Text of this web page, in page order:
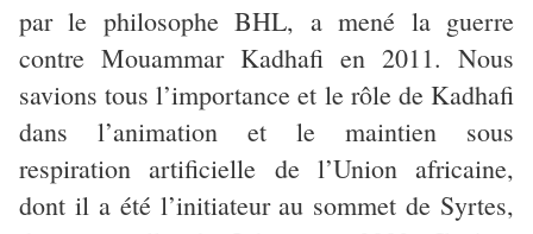
par le philosophe BHL, a mené la guerre
contre Mouammar Kadhafi en 2011. Nous
savions tous l’importance et le rôle de Kadhafi
dans l’animation et le maintien sous
respiration artificielle de l’Union africaine,
dont il a été l’initiateur au sommet de Syrtes,